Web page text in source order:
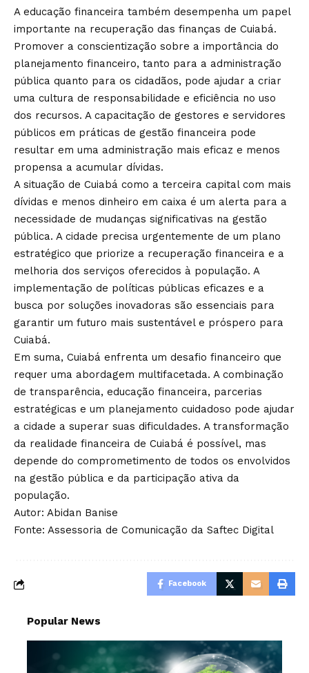
A educação financeira também desempenha um papel
importante na recuperação das finanças de Cuiabá.
Promover a conscientização sobre a importância do
planejamento financeiro, tanto para a administração
pública quanto para os cidadãos, pode ajudar a criar
uma cultura de responsabilidade e eficiência no uso
dos recursos. A capacitação de gestores e servidores
públicos em práticas de gestão financeira pode
resultar em uma administração mais eficaz e menos
propensa a acumular dívidas.
A situação de Cuiabá como a terceira capital com mais
dívidas e menos dinheiro em caixa é um alerta para a
necessidade de mudanças significativas na gestão
pública. A cidade precisa urgentemente de um plano
estratégico que priorize a recuperação financeira e a
melhoria dos serviços oferecidos à população. A
implementação de políticas públicas eficazes e a
busca por soluções inovadoras são essenciais para
garantir um futuro mais sustentável e próspero para
Cuiabá.
Em suma, Cuiabá enfrenta um desafio financeiro que
requer uma abordagem multifacetada. A combinação
de transparência, educação financeira, parcerias
estratégicas e um planejamento cuidadoso pode ajudar
a cidade a superar suas dificuldades. A transformação
da realidade financeira de Cuiabá é possível, mas
depende do comprometimento de todos os envolvidos
na gestão pública e da participação ativa da
população.
Autor: Abidan Banise
Fonte: Assessoria de Comunicação da Saftec Digital
Facebook
Popular News